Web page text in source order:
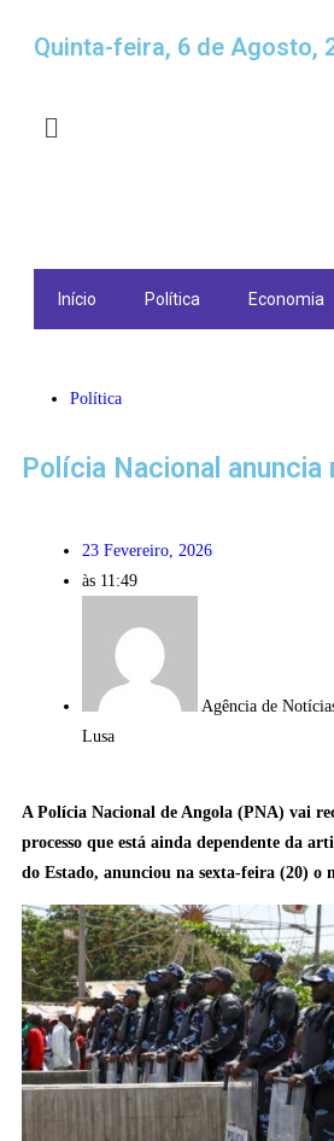
Quinta-feira, 6 de Agosto,
Início Política Economia
Política
Polícia Nacional
23 Fevereiro, 2026
às 11:49
Agência de
Lusa
A Polícia Nacional de Angola (PNA) vai
processo que está ainda dependente da
do Estado, anunciou na sexta-feira (20) o